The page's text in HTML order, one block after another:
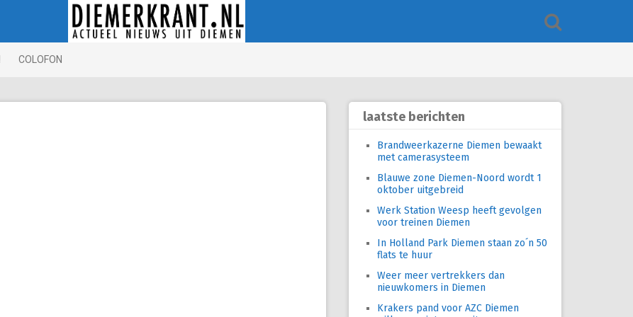
COLOFON
laatste berichten
Brandweerkazerne Diemen bewaakt
met camerasysteem
Blauwe zone Diemen-Noord wordt 1
oktober uitgebreid
Werk Station Weesp heeft gevolgen
voor treinen Diemen
In Holland Park Diemen staan zo´n 50
flats te huur
Weer meer vertrekkers dan
nieuwkomers in Diemen
Krakers pand voor AZC Diemen